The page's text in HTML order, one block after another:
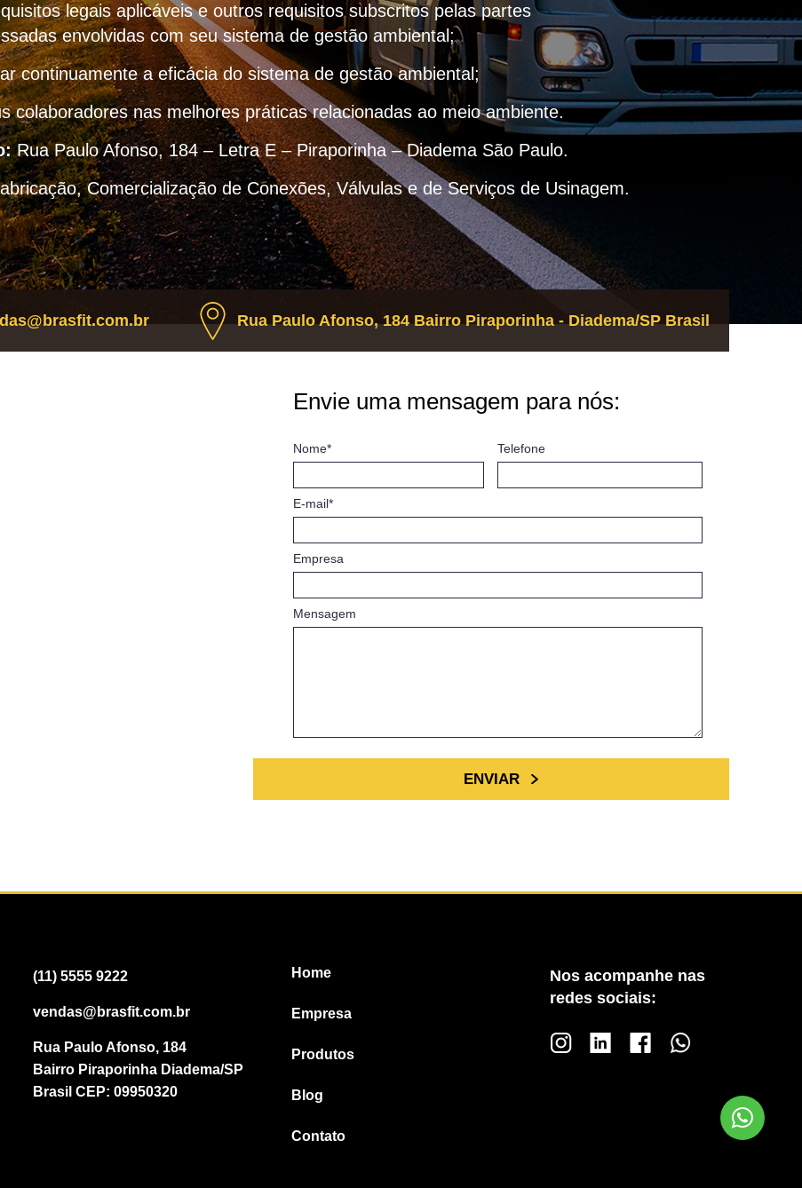
legais aplicáveis e outros requisitos subscritos pelas partes
envolvidas com seu sistema de gestão ambiental;
continuamente a eficácia do sistema de gestão ambiental;
colaboradores nas melhores práticas relacionadas ao meio ambiente.
Rua Paulo Afonso, 184 – Letra E – Piraporinha – Diadema São Paulo.
Comercialização de Conexões, Válvulas e de Serviços de Usinagem.
Rua Paulo Afonso, 184 Bairro Piraporinha - Diadema/SP Brasil
Envie uma mensagem para nós:
Nome* Telefone
E-mail*
Empresa
Mensagem
(11) 5555 9222
vendas@brasfit.com.br
Rua Paulo Afonso, 184
Bairro Piraporinha Diadema/SP
Brasil CEP: 09950320
Home
Empresa
Produtos
Blog
Contato
Nos acompanhe nas
redes sociais: